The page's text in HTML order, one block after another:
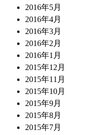
2016年5月
2016年4月
2016年3月
2016年2月
2016年1月
2015年12月
2015年11月
2015年10月
2015年9月
2015年8月
2015年7月